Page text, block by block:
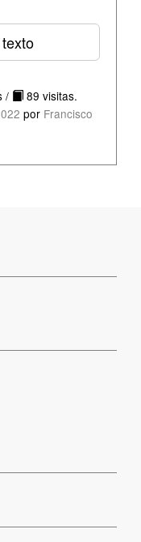
/
89 visitas.
por Francisco